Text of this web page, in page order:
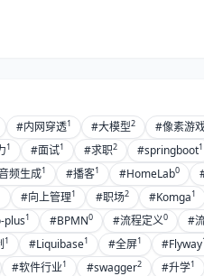
#内网穿透1 #大模型2 #像素游
1 #面试1 #求职2 #springboot1
频生成1 #播客1 #HomeLab0
#向上管理1 #职场2 #Komga1
plus1 #BPMN0 #流程定义0 #
1 #Liquibase1 #全屏1 #Flyway
#软件行业1 #swagger2 #升学1